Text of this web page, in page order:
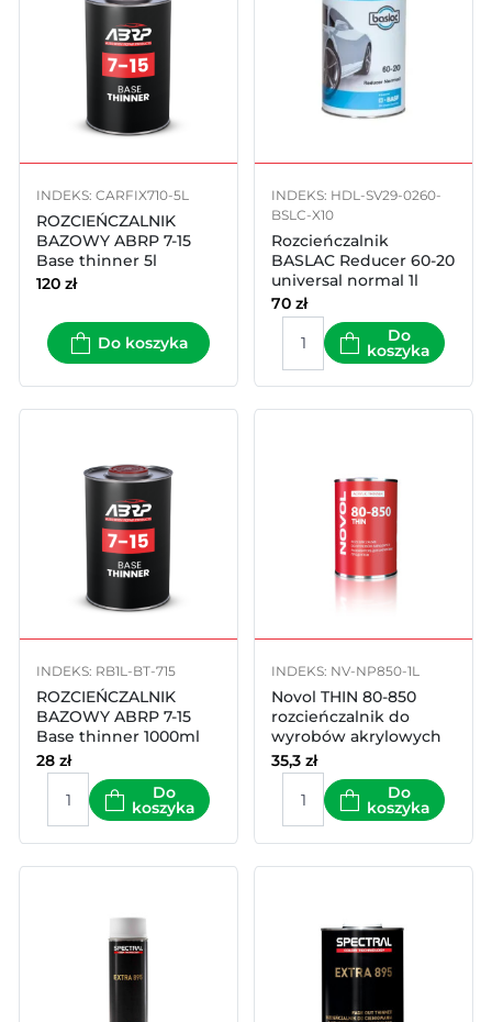
INDEKS: CARFIX710-5L
ROZCIEŃCZALNIK
BAZOWY ABRP 7-15
Base thinner 5l
120 zł
Do koszyka
INDEKS: HDL-SV29-0260-
BSLC-X10
Rozcieńczalnik
BASLAC Reducer 60-20
universal normal 1l
70 zł
Do
koszyka
INDEKS: RB1L-BT-715
ROZCIEŃCZALNIK
BAZOWY ABRP 7-15
Base thinner 1000ml
28 zł
Do
koszyka
INDEKS: NV-NP850-1L
Novol THIN 80-850
rozcieńczalnik do
wyrobów akrylowych
strandard 1l
35,3 zł
Do
koszyka